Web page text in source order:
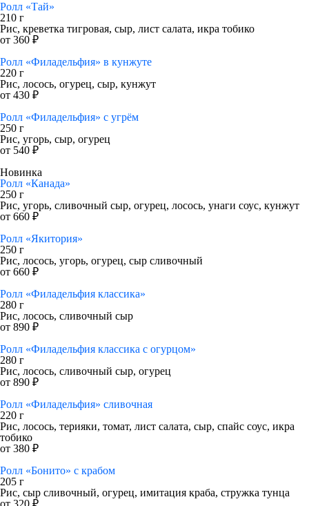
Ролл «Тай»
210 г
Рис, креветка тигровая, сыр, лист салата, икра тобико
от 360 ₽
Ролл «Филадельфия» в кунжуте
220 г
Рис, лосось, огурец, сыр, кунжут
от 430 ₽
Ролл «Филадельфия» с угрём
250 г
Рис, угорь, сыр, огурец
от 540 ₽
Новинка
Ролл «Канада»
250 г
Рис, угорь, сливочный сыр, огурец, лосось, унаги соус, кунжут
от 660 ₽
Ролл «Якитория»
250 г
Рис, лосось, угорь, огурец, сыр сливочный
от 660 ₽
Ролл «Филадельфия классика»
280 г
Рис, лосось, сливочный сыр
от 890 ₽
Ролл «Филадельфия классика с огурцом»
280 г
Рис, лосось, сливочный сыр, огурец
от 890 ₽
Ролл «Филадельфия» сливочная
220 г
Рис, лосось, терияки, томат, лист салата, сыр, спайс соус, икра
тобико
от 380 ₽
Ролл «Бонито» с крабом
205 г
Рис, сыр сливочный, огурец, имитация краба, стружка тунца
от 320 ₽